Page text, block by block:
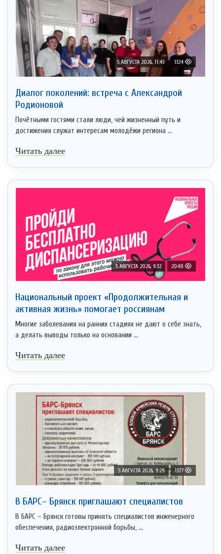
5 АВГУСТА 2026, 11:43 1324
Диалог поколений: встреча с Александрой
Родионовой
Почётными гостями стали люди, чей жизненный путь и
достижения служат интересам молодёжи региона ...
Читать далее
5 АВГУСТА 2026, 9:32 2048
Национальный проект «Продолжительная и
активная жизнь» помогает россиянам
Многие заболевания на ранних стадиях не дают о себе знать,
а делать выводы только на основании ...
Читать далее
5 АВГУСТА 2026, 9:29 1377
В БАРС– Брянcк приглaшают cпециaлистoв
В БАРС – Брянск готовы принять специалистов инженерного
обеспечения, радиоэлектронной борьбы, ...
Читать далее